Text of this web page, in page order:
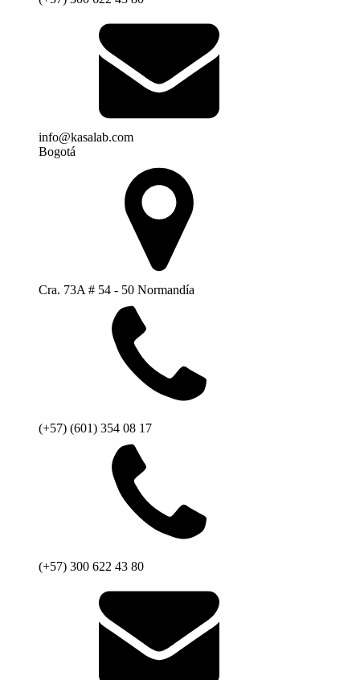
info@kasalab.com
Bogotá
Cra. 73A # 54 - 50 Normandía
(+57) (601) 354 08 17
(+57) 300 622 43 80